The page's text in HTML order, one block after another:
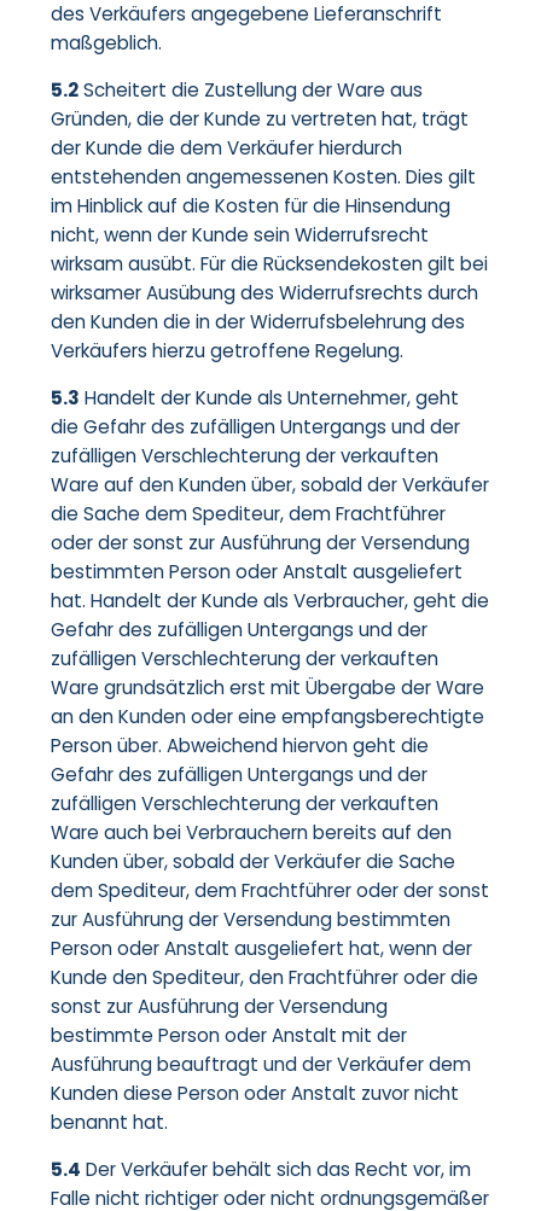
des Verkäufers angegebene Lieferanschrift
maßgeblich.
5.2Scheitert die Zustellung der Ware aus
Gründen, die der Kunde zu vertreten hat, trägt
der Kunde die dem Verkäufer hierdurch
entstehenden angemessenen Kosten. Dies gilt
im Hinblick auf die Kosten für die Hinsendung
nicht, wenn der Kunde sein Widerrufsrecht
wirksam ausübt. Für die Rücksendekosten gilt bei
wirksamer Ausübung des Widerrufsrechts durch
den Kunden die in der Widerrufsbelehrung des
Verkäufers hierzu getroffene Regelung.
5.3 Handelt der Kunde als Unternehmer, geht
die Gefahr des zufälligen Untergangs und der
zufälligen Verschlechterung der verkauften
Ware auf den Kunden über, sobald der Verkäufer
die Sache dem Spediteur, dem Frachtführer
oder der sonst zur Ausführung der Versendung
bestimmten Person oder Anstalt ausgeliefert
hat. Handelt der Kunde als Verbraucher, geht die
Gefahr des zufälligen Untergangs und der
zufälligen Verschlechterung der verkauften
Ware grundsätzlich erst mit Übergabe der Ware
an den Kunden oder eine empfangsberechtigte
Person über. Abweichend hiervon geht die
Gefahr des zufälligen Untergangs und der
zufälligen Verschlechterung der verkauften
Ware auch bei Verbrauchern bereits auf den
Kunden über, sobald der Verkäufer die Sache
dem Spediteur, dem Frachtführer oder der sonst
zur Ausführung der Versendung bestimmten
Person oder Anstalt ausgeliefert hat, wenn der
Kunde den Spediteur, den Frachtführer oder die
sonst zur Ausführung der Versendung
bestimmte Person oder Anstalt mit der
Ausführung beauftragt und der Verkäufer dem
Kunden diese Person oder Anstalt zuvor nicht
benannt hat.
5.4 Der Verkäufer behält sich das Recht vor, im
Falle nicht richtiger oder nicht ordnungsgemäßer